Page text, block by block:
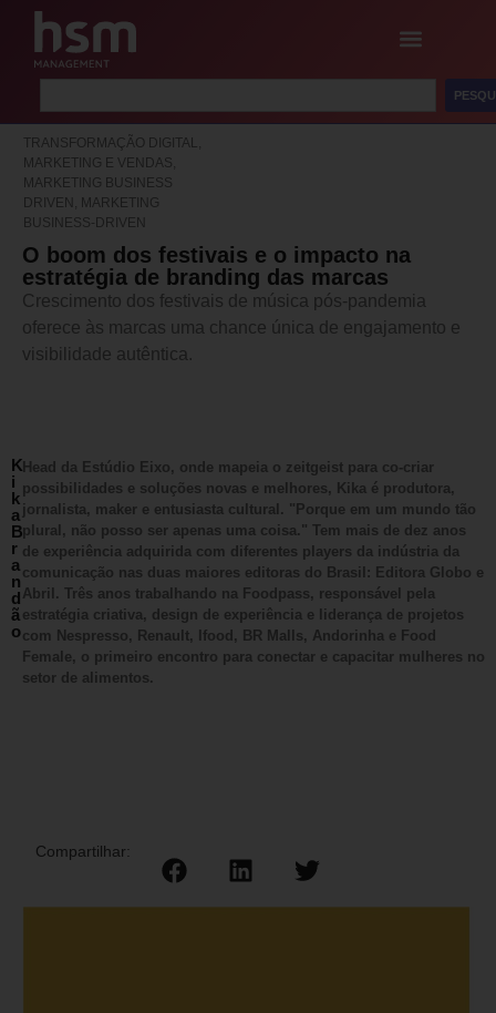
TRANSFORMAÇÃO DIGITAL,
MARKETING E VENDAS,
MARKETING BUSINESS
DRIVEN, MARKETING
BUSINESS-DRIVEN
O boom dos festivais e o impacto na
estratégia de branding das marcas
Crescimento dos festivais de música pós-pandemia
oferece às marcas uma chance única de engajamento e
visibilidade autêntica.
K
i
k
a
B
r
a
n
d
ã
o
Head da Estúdio Eixo, onde mapeia o zeitgeist para co-criar
possibilidades e soluções novas e melhores, Kika é produtora,
jornalista, maker e entusiasta cultural. "Porque em um mundo tão
plural, não posso ser apenas uma coisa." Tem mais de dez anos
de experiência adquirida com diferentes players da indústria da
comunicação nas duas maiores editoras do Brasil: Editora Globo e
Abril. Três anos trabalhando na Foodpass, responsável pela
estratégia criativa, design de experiência e liderança de projetos
com Nespresso, Renault, Ifood, BR Malls, Andorinha e Food
Female, o primeiro encontro para conectar e capacitar mulheres no
setor de alimentos.
Compartilhar: